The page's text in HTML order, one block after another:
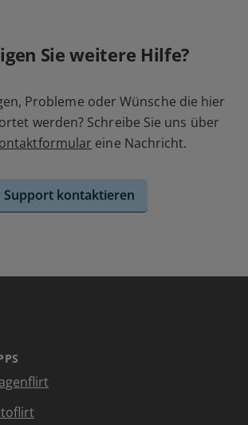
Sie weitere Hilfe?
Probleme oder Wünsche die hier
werden? Schreibe Sie uns über
eine Nachricht.
Support kontaktieren